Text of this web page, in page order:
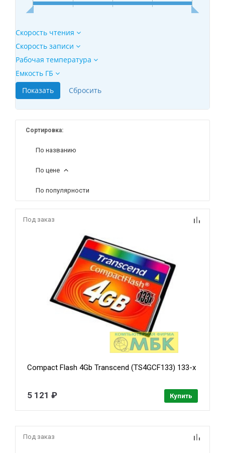
Скорость чтения
Скорость записи
Рабочая температура
Емкость ГБ
Сортировка:
По названию
По цене
По популярности
Под заказ
Compact Flash 4Gb Transcend (TS4GCF133) 133-x
5 121 ₽ Купить
Под заказ